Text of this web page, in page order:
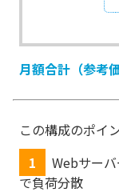
月額合計（参考価
この構成のポイ
1
Webサー
で負荷分散